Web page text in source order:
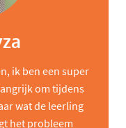
ik ben een super
om tijdens
wat de leerling
het probleem